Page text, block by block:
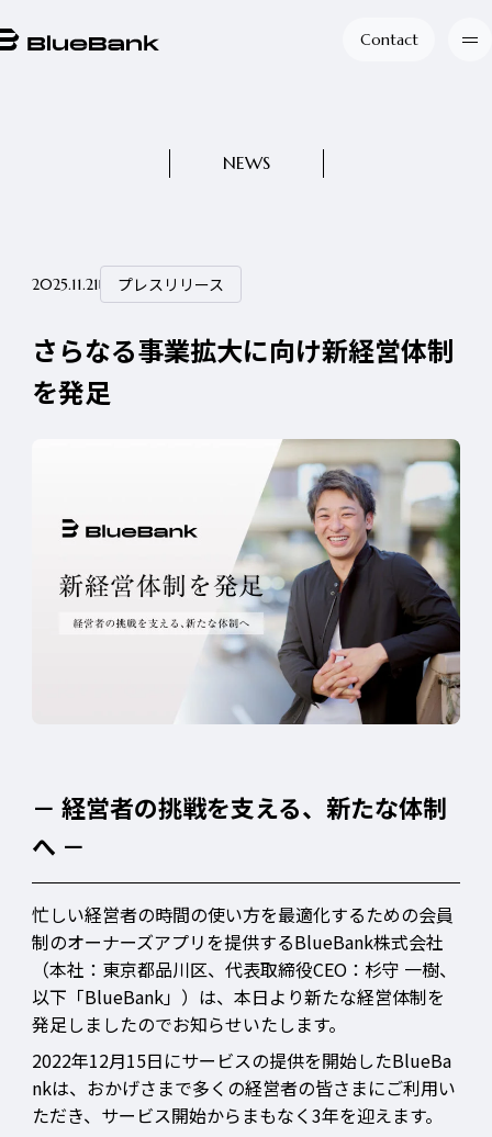
Contact
NEWS
2025.11.21 プレスリリース
さらなる事業拡大に向け新経営体制
を発足
－ 経営者の挑戦を支える、新たな体制
へ －
忙しい経営者の時間の使い方を最適化するための会員
制のオーナーズアプリを提供するBlueBank株式会社
（本社：東京都品川区、代表取締役CEO：杉守 一樹、
以下「BlueBank」）は、本日より新たな経営体制を
発足しましたのでお知らせいたします。
2022年12月15日にサービスの提供を開始したBlueBa
nkは、おかげさまで多くの経営者の皆さまにご利用い
ただき、サービス開始からまもなく3年を迎えます。